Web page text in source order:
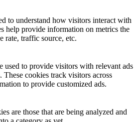
to understand how visitors interact with
help provide information on metrics the
rate, traffic source, etc.
used to provide visitors with relevant ads
These cookies track visitors across
to provide customized ads.
are those that are being analyzed and